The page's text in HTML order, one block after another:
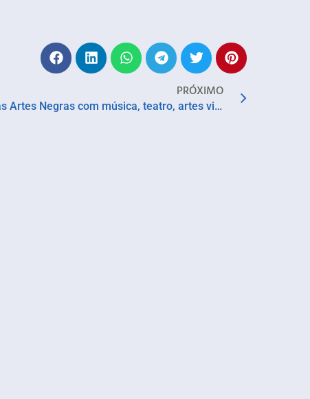
PRÓXIMO
Funceb realiza 7º Novembro das Artes Negras com música, teatro, artes visuais e literatura